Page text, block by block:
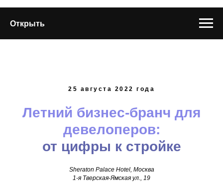
Открыть
25 августа 2022 года
Летний бизнес-бранч для
девелоперов:
от цифры к стройке
Sheraton Palace Hotel, Москва
1-я Тверская-Ямская ул., 19